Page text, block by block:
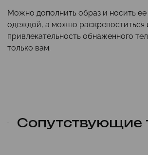
Можно дополнить образ и носить ее
одеждой, а можно раскрепоститься
привлекательность обнаженного
только вам.
Сопутствующие